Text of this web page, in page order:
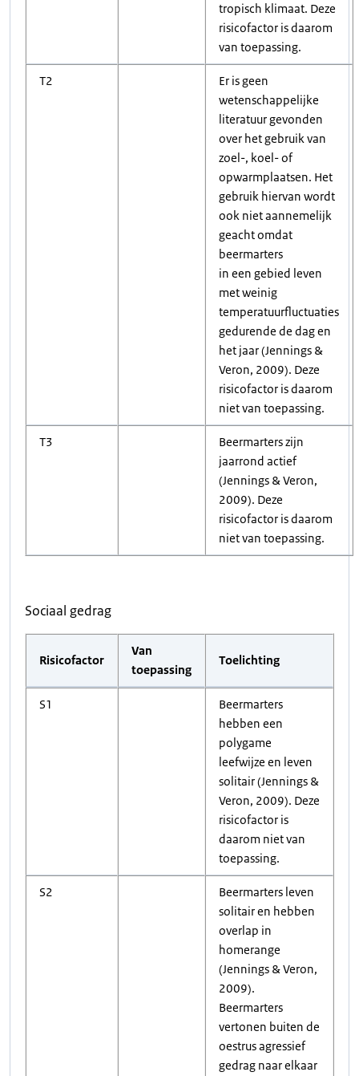
tropisch klimaat. Deze
risicofactor is daarom
van toepassing.
T2
Er is geen
wetenschappelijke
literatuur gevonden
over het gebruik van
zoel-, koel- of
opwarmplaatsen. Het
gebruik hiervan wordt
ook niet aannemelijk
geacht omdat
beermarters
in een gebied leven
met weinig
temperatuurfluctuaties
gedurende de dag en
het jaar (Jennings &
Veron, 2009). Deze
risicofactor is daarom
niet van toepassing.
T3
Beermarters zijn
jaarrond actief
(Jennings & Veron,
2009). Deze
risicofactor is daarom
niet van toepassing.
Sociaal gedrag
Risicofactor
Van
toepassing
Toelichting
S1
Beermarters
hebben een
polygame
leefwijze en leven
solitair (Jennings &
Veron, 2009). Deze
risicofactor is
daarom niet van
toepassing.
S2
Beermarters leven
solitair en hebben
overlap in
homerange
(Jennings & Veron,
2009).
Beermarters
vertonen buiten de
oestrus agressief
gedrag naar elkaar